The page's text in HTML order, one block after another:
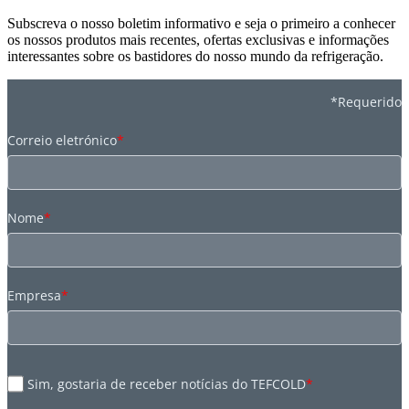
Subscreva o nosso boletim informativo e seja o primeiro a conhecer
os nossos produtos mais recentes, ofertas exclusivas e informações
interessantes sobre os bastidores do nosso mundo da refrigeração.
*Requerido
Correio eletrónico*
Nome*
Empresa*
Sim, gostaria de receber notícias do TEFCOLD*